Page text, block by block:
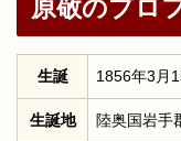
原敬のプロ
生誕 1856年3月
生誕地 陸奥国岩手